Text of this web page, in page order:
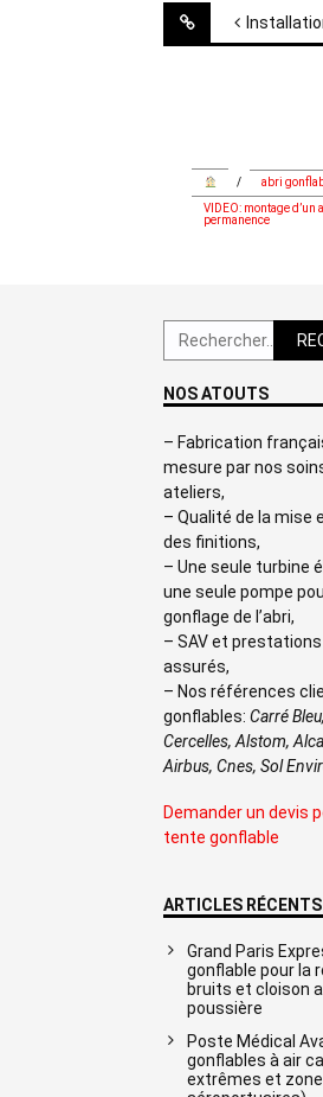
Post
/ abri
VIDEO: montage
permanence
Rechercher :
NOS ATOUTS
– Fabrication
mesure par nos
ateliers,
– Qualité de la mise
des finitions,
– Une seule turbine
une seule pompe
gonflage de l’abri,
– SAV et
assurés,
– Nos références
gonflables: Carré
Cercelles, Alstom,
Airbus, Cnes, Sol
Demander un devis
tente gonflable
ARTICLES RÉCENTS
Grand Paris
gonflable pour la
bruits et cloison
poussière
Poste Médical
gonflables à air
extrêmes et